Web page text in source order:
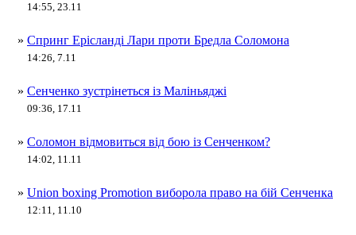
14:55, 23.11
» Спринг Ерісланді Лари проти Бредла Соломона
14:26, 7.11
» Сенченко зустрінеться із Маліньяджі
09:36, 17.11
» Соломон відмовиться від бою із Сенченком?
14:02, 11.11
» Union boxing Promotion виборола право на бій Сенченка
12:11, 11.10